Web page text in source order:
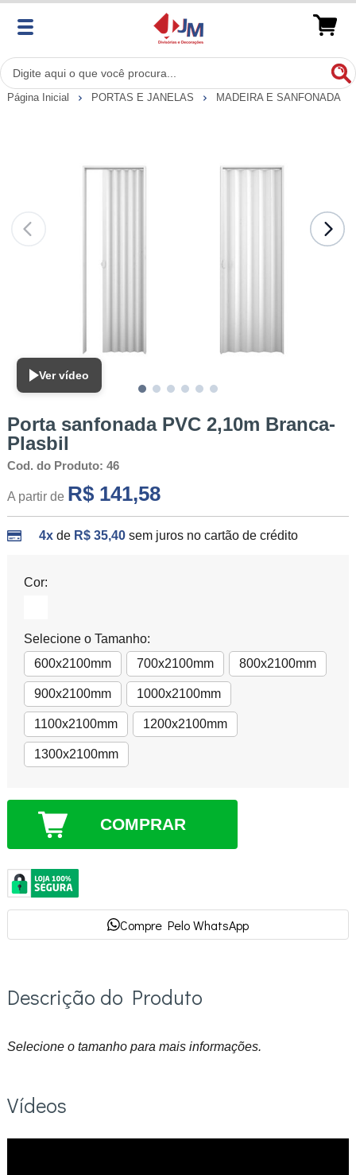
Página Inicial PORTAS E JANELAS MADEIRA E SANFONADA
Ver vídeo
Porta sanfonada PVC 2,10m Branca-
Plasbil
Cod. do Produto: 46
A partir de R$ 141,58
4xde R$ 35,40 sem juros no cartão de crédito
Cor:
Selecione o Tamanho:
600x2100mm
700x2100mm 800x2100mm
900x2100mm 1000x2100mm
1100x2100mm 1200x2100mm
1300x2100mm
COMPRAR
Compre Pelo WhatsApp
Descrição do Produto
Selecione o tamanho para mais informações.
Vídeos